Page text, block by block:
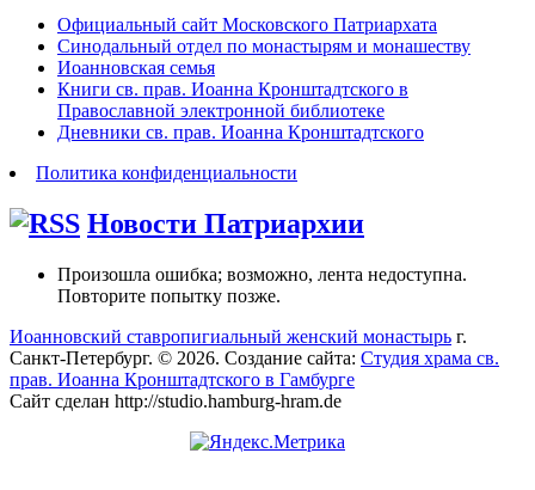
Официальный сайт Московского Патриархата
Синодальный отдел по монастырям и монашеству
Иоанновская семья
Книги св. прав. Иоанна Кронштадтского в
Православной электронной библиотеке
Дневники св. прав. Иоанна Кронштадтского
Политика конфиденциальности
Новости Патриархии
Произошла ошибка; возможно, лента недоступна.
Повторите попытку позже.
Иоанновский ставропигиальный женский монастырь г.
Санкт-Петербург. © 2026. Создание сайта: Студия храма св.
прав. Иоанна Кронштадтского в Гамбурге
Сайт сделан http://studio.hamburg-hram.de